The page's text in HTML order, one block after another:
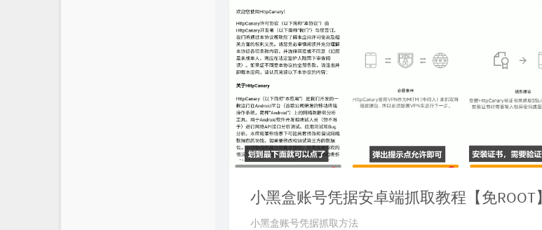
小黑盒账号凭据安卓端抓取教程【免ROOT】
小黑盒账号凭据抓取方法